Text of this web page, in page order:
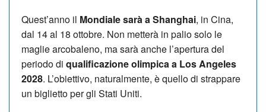
Quest’anno il Mondiale sarà a Shanghai, in Cina,
dal 14 al 18 ottobre. Non metterà in palio solo le
maglie arcobaleno, ma sarà anche l’apertura del
periodo di qualificazione olimpica a Los Angeles
2028. L’obiettivo, naturalmente, è quello di strappare
un biglietto per gli Stati Uniti.